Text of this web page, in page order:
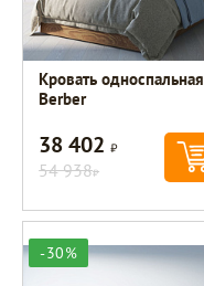
Кровать односпальная
Berber
38 402Р
54 938Р
-30%